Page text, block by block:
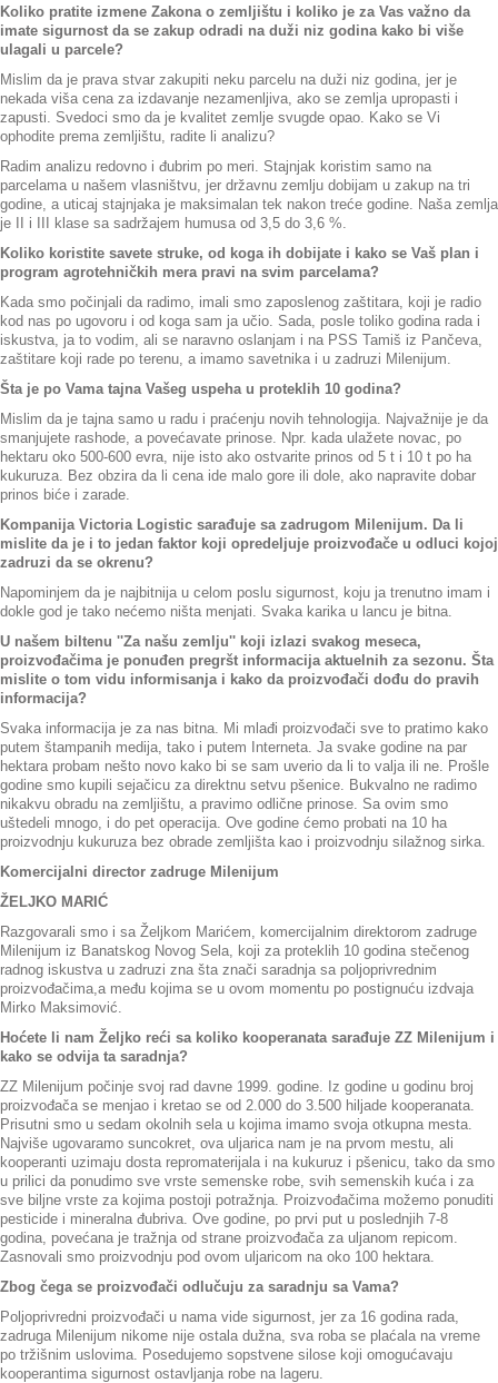
Koliko pratite izmene Zakona o zemljištu i koliko je za Vas važno da
imate sigurnost da se zakup odradi na duži niz godina kako bi više
ulagali u parcele?
Mislim da je prava stvar zakupiti neku parcelu na duži niz godina, jer je
nekada viša cena za izdavanje nezamenljiva, ako se zemlja upropasti i
zapusti. Svedoci smo da je kvalitet zemlje svugde opao. Kako se Vi
ophodite prema zemljištu, radite li analizu?
Radim analizu redovno i đubrim po meri. Stajnjak koristim samo na
parcelama u našem vlasništvu, jer državnu zemlju dobijam u zakup na tri
godine, a uticaj stajnjaka je maksimalan tek nakon treće godine. Naša zemlja
je II i III klase sa sadržajem humusa od 3,5 do 3,6 %.
Koliko koristite savete struke, od koga ih dobijate i kako se Vaš plan i
program agrotehničkih mera pravi na svim parcelama?
Kada smo počinjali da radimo, imali smo zaposlenog zaštitara, koji je radio
kod nas po ugovoru i od koga sam ja učio. Sada, posle toliko godina rada i
iskustva, ja to vodim, ali se naravno oslanjam i na PSS Tamiš iz Pančeva,
zaštitare koji rade po terenu, a imamo savetnika i u zadruzi Milenijum.
Šta je po Vama tajna Vašeg uspeha u proteklih 10 godina?
Mislim da je tajna samo u radu i praćenju novih tehnologija. Najvažnije je da
smanjujete rashode, a povećavate prinose. Npr. kada ulažete novac, po
hektaru oko 500-600 evra, nije isto ako ostvarite prinos od 5 t i 10 t po ha
kukuruza. Bez obzira da li cena ide malo gore ili dole, ako napravite dobar
prinos biće i zarade.
Kompanija Victoria Logistic sarađuje sa zadrugom Milenijum. Da li
mislite da je i to jedan faktor koji opredeljuje proizvođače u odluci kojoj
zadruzi da se okrenu?
Napominjem da je najbitnija u celom poslu sigurnost, koju ja trenutno imam i
dokle god je tako nećemo ništa menjati. Svaka karika u lancu je bitna.
U našem biltenu ''Za našu zemlju'' koji izlazi svakog meseca,
proizvođačima je ponuđen pregršt informacija aktuelnih za sezonu. Šta
mislite o tom vidu informisanja i kako da proizvođači dođu do pravih
informacija?
Svaka informacija je za nas bitna. Mi mlađi proizvođači sve to pratimo kako
putem štampanih medija, tako i putem Interneta. Ja svake godine na par
hektara probam nešto novo kako bi se sam uverio da li to valja ili ne. Prošle
godine smo kupili sejačicu za direktnu setvu pšenice. Bukvalno ne radimo
nikakvu obradu na zemljištu, a pravimo odlične prinose. Sa ovim smo
uštedeli mnogo, i do pet operacija. Ove godine ćemo probati na 10 ha
proizvodnju kukuruza bez obrade zemljišta kao i proizvodnju silažnog sirka.
Komercijalni director zadruge Milenijum
ŽELJKO MARIĆ
Razgovarali smo i sa Željkom Marićem, komercijalnim direktorom zadruge
Milenijum iz Banatskog Novog Sela, koji za proteklih 10 godina stečenog
radnog iskustva u zadruzi zna šta znači saradnja sa poljoprivrednim
proizvođačima,a među kojima se u ovom momentu po postignuću izdvaja
Mirko Maksimović.
Hoćete li nam Željko reći sa koliko kooperanata sarađuje ZZ Milenijum i
kako se odvija ta saradnja?
ZZ Milenijum počinje svoj rad davne 1999. godine. Iz godine u godinu broj
proizvođača se menjao i kretao se od 2.000 do 3.500 hiljade kooperanata.
Prisutni smo u sedam okolnih sela u kojima imamo svoja otkupna mesta.
Najviše ugovaramo suncokret, ova uljarica nam je na prvom mestu, ali
kooperanti uzimaju dosta repromaterijala i na kukuruz i pšenicu, tako da smo
u prilici da ponudimo sve vrste semenske robe, svih semenskih kuća i za
sve biljne vrste za kojima postoji potražnja. Proizvođačima možemo ponuditi
pesticide i mineralna đubriva. Ove godine, po prvi put u poslednjih 7-8
godina, povećana je tražnja od strane proizvođača za uljanom repicom.
Zasnovali smo proizvodnju pod ovom uljaricom na oko 100 hektara.
Zbog čega se proizvođači odlučuju za saradnju sa Vama?
Poljoprivredni proizvođači u nama vide sigurnost, jer za 16 godina rada,
zadruga Milenijum nikome nije ostala dužna, sva roba se plaćala na vreme
po tržišnim uslovima. Posedujemo sopstvene silose koji omogućavaju
kooperantima sigurnost ostavljanja robe na lageru.